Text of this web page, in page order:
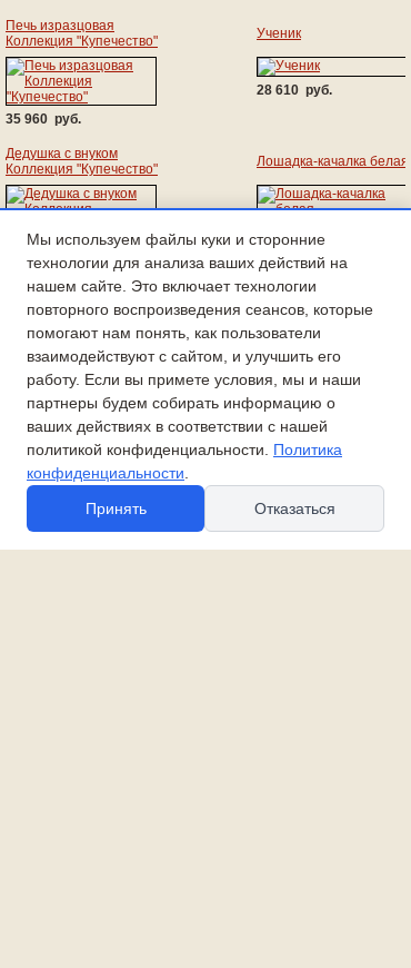
Печь изразцовая
Коллекция "Купечество"
35 960 руб.
Ученик
28 610 руб.
Дедушка с внуком
Коллекция "Купечество"
89 560 руб.
Лошадка-качалка белая
Новые товары:
Поросеночек с бантиком
(Свинка-доченька)**
650 руб.
Свинка в юбочке**
780 руб. 1 370 руб.
Мы используем файлы куки и сторонние
технологии для анализа ваших действий на
нашем сайте. Это включает технологии
повторного воспроизведения сеансов, которые
помогают нам понять, как пользователи
взаимодействуют с сайтом, и улучшить его
работу. Если вы примете условия, мы и наши
партнеры будем собирать информацию о
ваших действиях в соответствии с нашей
политикой конфиденциальности. Политика
конфиденциальности
Принять
Отказаться